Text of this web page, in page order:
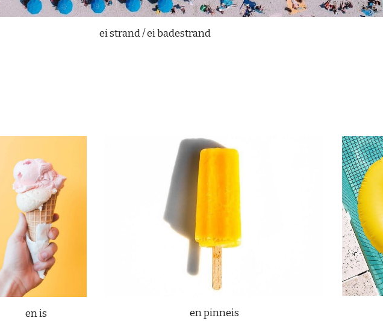
ei strand / ei badestrand
en is en pinneis